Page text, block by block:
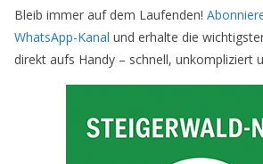
Bleib immer auf dem Laufenden!
WhatsApp-Kanal und erhalte die
direkt aufs Handy – schnell, unkompliziert